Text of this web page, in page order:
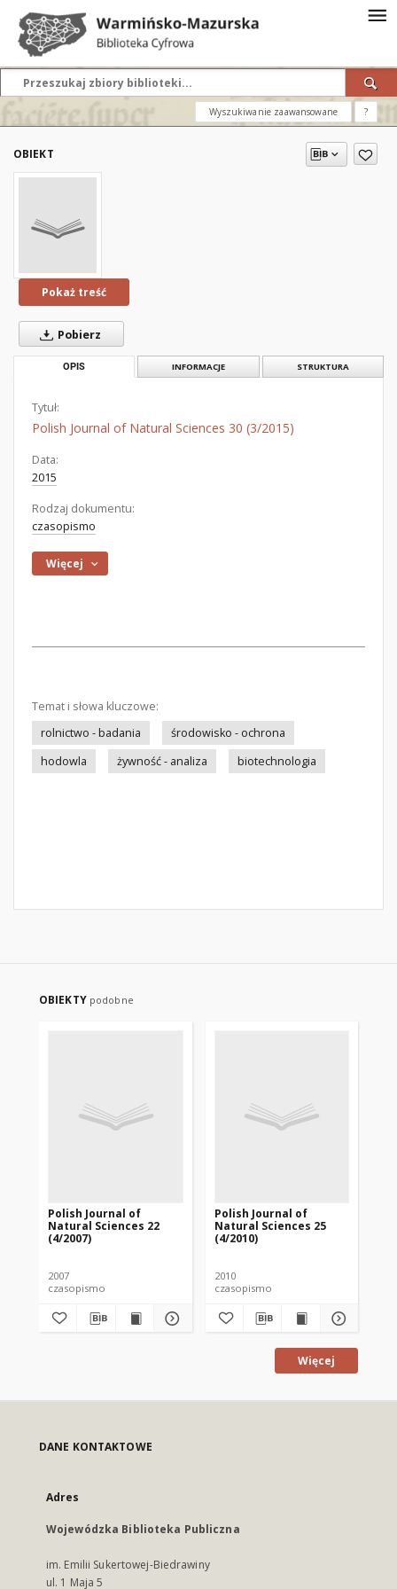
Wyszukiwanie zaawansowane ?
OBIEKT
Pokaż treść
Pobierz
OPIS INFORMACJE STRUKTURA
Tytuł:
Polish Journal of Natural Sciences 30 (3/2015)
Data:
2015
Rodzaj dokumentu:
czasopismo
Więcej
Temat i słowa kluczowe:
rolnictwo - badania
środowisko - ochrona
hodowla
żywność - analiza biotechnologia
OBIEKTY podobne
Polish Journal of
Natural Sciences 22
(4/2007)
2007
czasopismo
Polish Journal of
Natural Sciences 25
(4/2010)
2010
czasopismo
Więcej
DANE KONTAKTOWE
Adres
Wojewódzka Biblioteka Publiczna
im. Emilii Sukertowej-Biedrawiny
ul. 1 Maja 5